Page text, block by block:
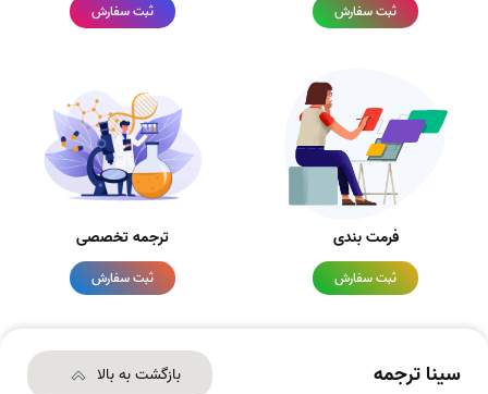
ثبت سفارش ثبت سفارش
فرمت بندی
ثبت سفارش
ترجمه تخصصی
ثبت سفارش
سینا ترجمه بازگشت به بالا